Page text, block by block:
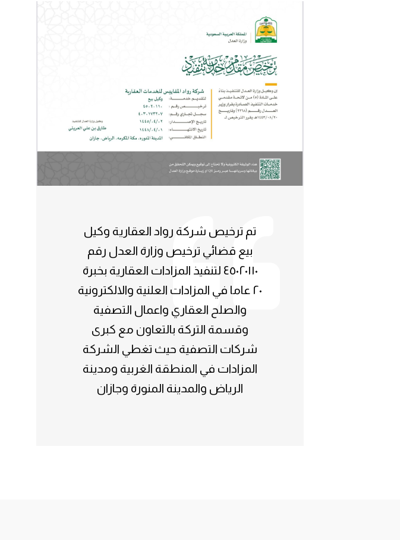
تم ترخيص شركة رواد العقارية وكيل
بيع قضائي ترخيص وزارة العدل رقم
٤٥٠٢٠١١٠ لتنفيذ المزادات العقارية بخبرة
٢٠ عاما في المزادات العلنية والالكترونية
والصلح العقاري واعمال التصفية
وقسمة التركة بالتعاون مع كبرى
شركات التصفية حيث تغطي الشركة
المزادات في المنطقة الغربية ومدينة
الرياض والمدينة المنورة وجازان